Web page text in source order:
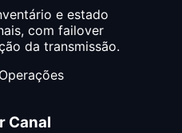
e estado
com failover
da transmissão.
Canal